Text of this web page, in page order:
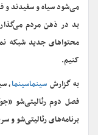
می‌شود سیاه و سفیدند و
بد در ذهن مردم
محتواهای جدید شبکه
کنیم.
به گزارش سینماسینما،
فصل دوم رئالیتی‌شو
برنامه‌های رئالیتی‌شو و